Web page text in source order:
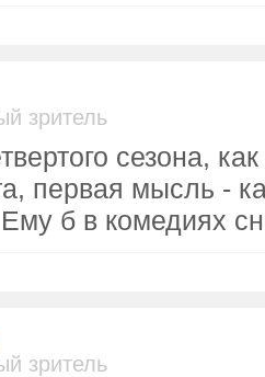
зритель
сезона,
первая мысль -
б в комедиях
зритель